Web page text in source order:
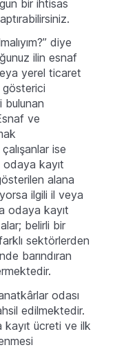
bir ihtisas
diye
ilin esnaf
yerel ticaret
bulunan
ve
ise
kayıt
alana
ilgili il veya
odaya kayıt
belirli bir
sektörlerden
barındıran
odası
edilmektedir.
kayıt ücreti ve ilk